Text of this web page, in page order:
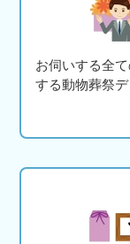
お伺いする全
する動物葬祭